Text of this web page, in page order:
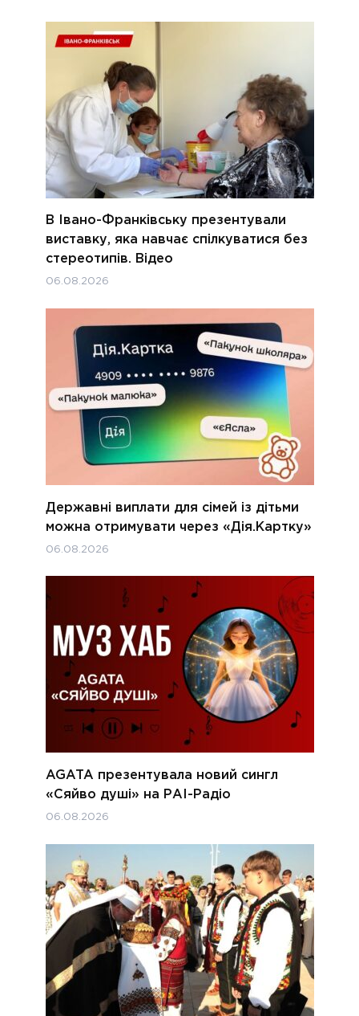
В Івано-Франківську презентували
виставку, яка навчає спілкуватися без
стереотипів. Відео
06.08.2026
Державні виплати для сімей із дітьми
можна отримувати через «Дія.Картку»
06.08.2026
AGATA презентувала новий сингл
«Сяйво душі» на РАІ-Радіо
06.08.2026